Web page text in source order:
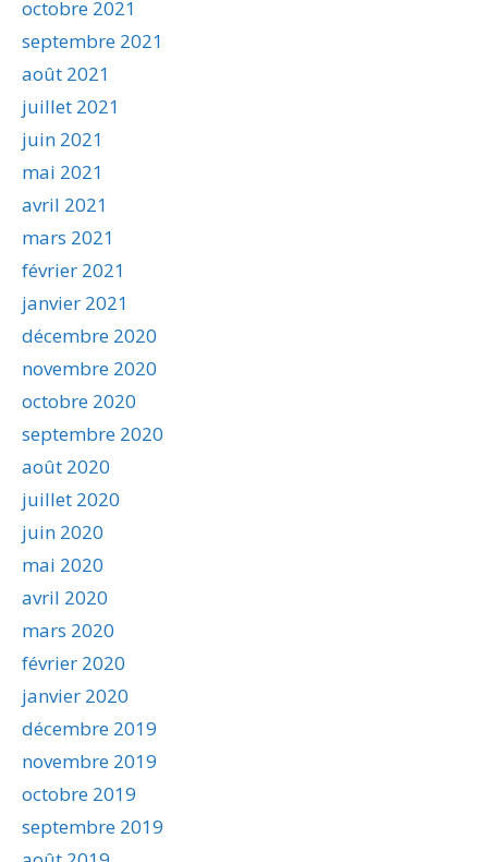
octobre 2021
septembre 2021
août 2021
juillet 2021
juin 2021
mai 2021
avril 2021
mars 2021
février 2021
janvier 2021
décembre 2020
novembre 2020
octobre 2020
septembre 2020
août 2020
juillet 2020
juin 2020
mai 2020
avril 2020
mars 2020
février 2020
janvier 2020
décembre 2019
novembre 2019
octobre 2019
septembre 2019